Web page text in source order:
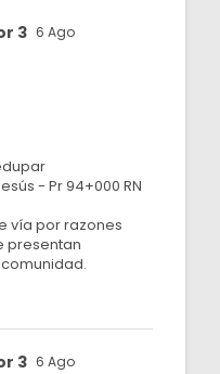
3 6 Ago
- Pr 94+000 RN
vía por razones
presentan
3 6 Ago